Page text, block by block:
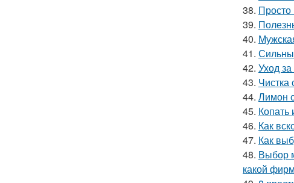
38.
39.
40.
41.
42. Уход
43. Чистка
44. Лимон
45. Копать
46. Как
47. Как
48. Выбор
какой